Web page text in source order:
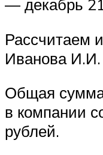
— декабрь
Рассчитаем
Иванова И.И.
Общая сумма
в компании
рублей.